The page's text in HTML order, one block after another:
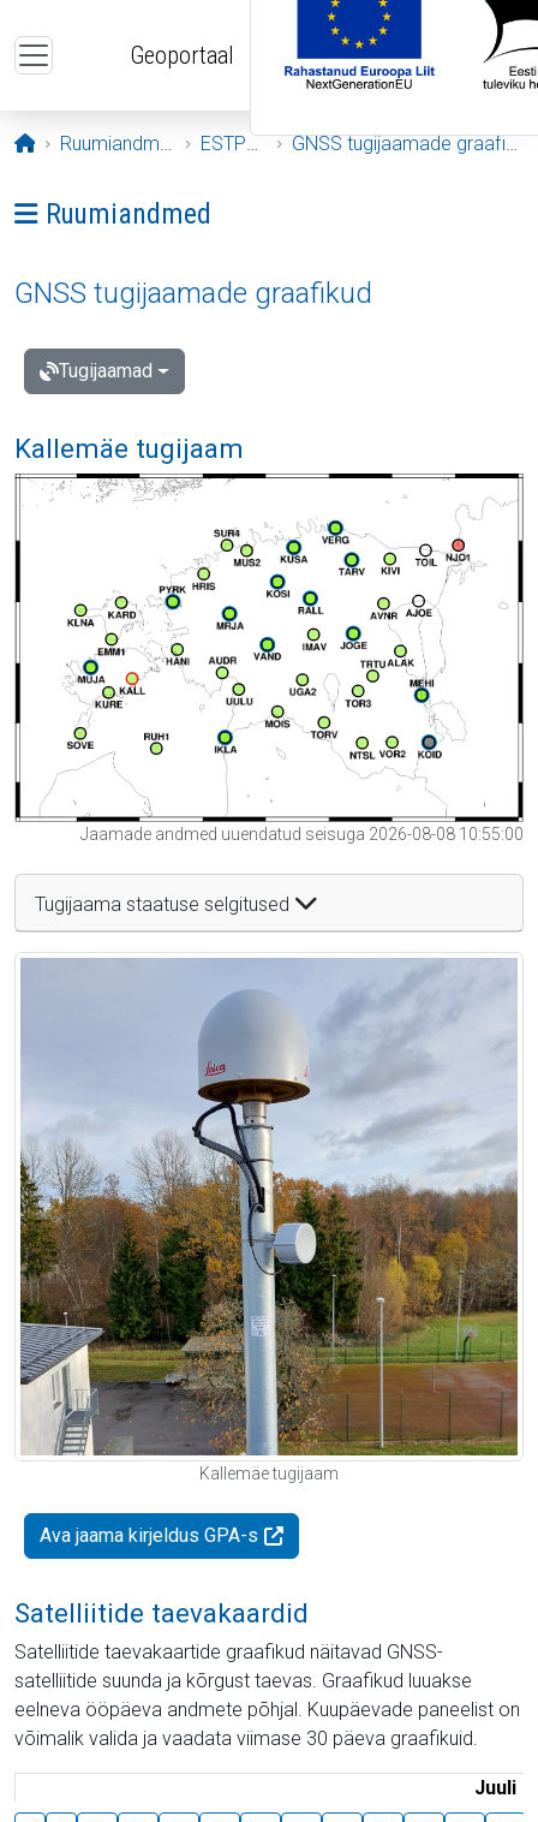
Geoportaal
Avaleht
Ruumiandmed ESTPOS GNSS tugijaamade graafikud
Ava menüü: Ruumiandmed
Ruumiandmed
GNSS tugijaamade graafikud
Tugijaamad
Kallemäe tugijaam
Jaamade andmed uuendatud seisuga 2026-08-08 10:55:00
Tugijaama staatuse selgitused
Kallemäe tugijaam
Ava jaama kirjeldus GPA-s
Satelliitide taevakaardid
Satelliitide taevakaartide graafikud näitavad GNSS-
satelliitide suunda ja kõrgust taevas. Graafikud luuakse
eelneva ööpäeva andmete põhjal. Kuupäevade paneelist on
võimalik valida ja vaadata viimase 30 päeva graafikuid.
Juuli